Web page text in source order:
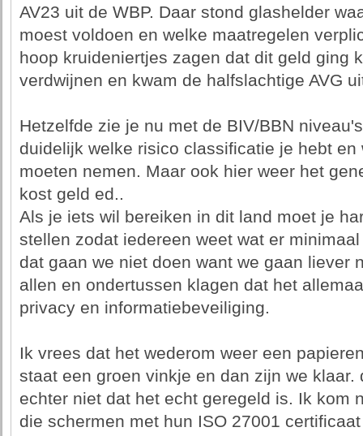
AV23 uit de WBP. Daar stond glashelder
moest voldoen en welke maatregelen
hoop kruideniertjes zagen dat dit geld ging
verdwijnen en kwam de halfslachtige AVG
Hetzelfde zie je nu met de BIV/BBN
duidelijk welke risico classificatie je hebt
moeten nemen. Maar ook hier weer het
kost geld ed..
Als je iets wil bereiken in dit land moet je
stellen zodat iedereen weet wat er
dat gaan we niet doen want we gaan liever
allen en ondertussen klagen dat het
privacy en informatiebeveiliging.
Ik vrees dat het wederom weer een
staat een groen vinkje en dan zijn we
echter niet dat het echt geregeld is. Ik kom
die schermen met hun ISO 27001